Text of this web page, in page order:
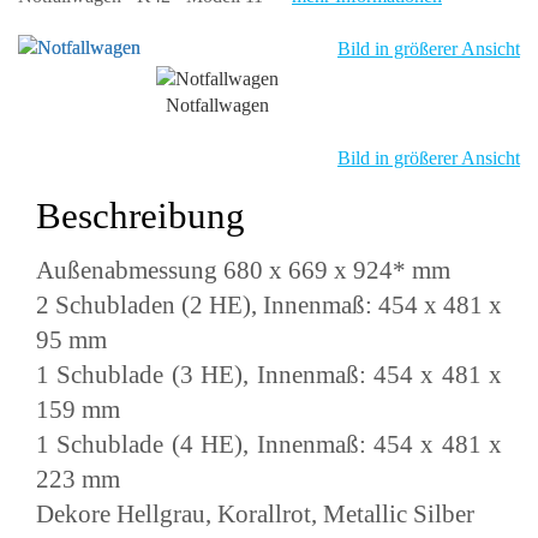
Bild in größerer Ansicht
Notfallwagen
Bild in größerer Ansicht
Beschreibung
Außenabmessung 680 x 669 x 924* mm
2 Schubladen (2 HE), Innenmaß: 454 x 481 x
95 mm
1 Schublade (3 HE), Innenmaß: 454 x 481 x
159 mm
1 Schublade (4 HE), Innenmaß: 454 x 481 x
223 mm
Dekore Hellgrau, Korallrot, Metallic Silber